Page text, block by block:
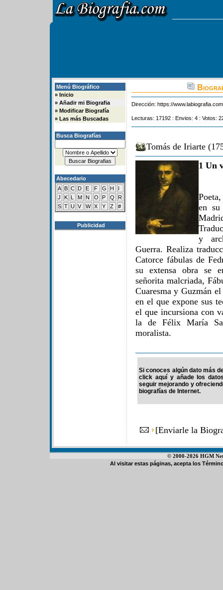
Menú Biográfico
» Inicio
» Añadir mi Biografia
» Modificar Biografía
» Las más Buscadas
Busca Biografías
Abecedario
A B C D E F G H
I
J
K L M N O P Q
R
S T U V W X Y Z #
Publicidad
Dirección: https://
Lecturas: 17192 : Envios: 4 : Votos:
Tomás de Iriarte
1 Un
en
y
Guerra. Realiza
Catorce fábulas de
su extensa obra se
señorita malcriada,
Cuaresma y Guzmán
en el que expone sus
el que incursiona con
la de Félix María
moralista.
Si conoces algún dato más
click aquí y añade los
seguir mejorando y
biografías de Internet.
[Enviarle la
© 2000-2026 HGM
Al visitar estas páginas, acepta los